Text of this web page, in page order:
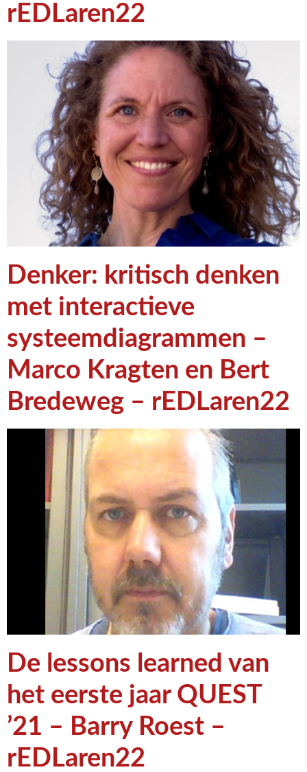
rEDLaren22
Denker: kritisch denken
met interactieve
systeemdiagrammen –
Marco Kragten en Bert
Bredeweg – rEDLaren22
De lessons learned van
het eerste jaar QUEST
’21 – Barry Roest –
rEDLaren22